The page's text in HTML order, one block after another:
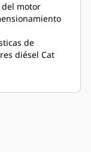
motor
de
diésel Cat